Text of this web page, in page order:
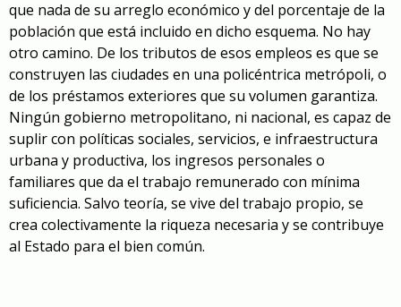
que nada de su arreglo económico y del porcentaje de la
población que está incluido en dicho esquema. No hay
otro camino. De los tributos de esos empleos es que se
construyen las ciudades en una policéntrica metrópoli, o
de los préstamos exteriores que su volumen garantiza.
Ningún gobierno metropolitano, ni nacional, es capaz de
suplir con políticas sociales, servicios, e infraestructura
urbana y productiva, los ingresos personales o
familiares que da el trabajo remunerado con mínima
suficiencia. Salvo teoría, se vive del trabajo propio, se
crea colectivamente la riqueza necesaria y se contribuye
al Estado para el bien común.